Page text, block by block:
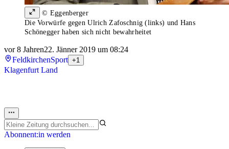
© Eggenberger
Die Vorwürfe gegen Ulrich Zafoschnig (links) und Hans
Schönegger haben sich nicht bewahrheitet
vor 8 Jahren22. Jänner 2019 um 08:24
FeldkirchenSport +1
Klagenfurt Land
Abonnent:in werden